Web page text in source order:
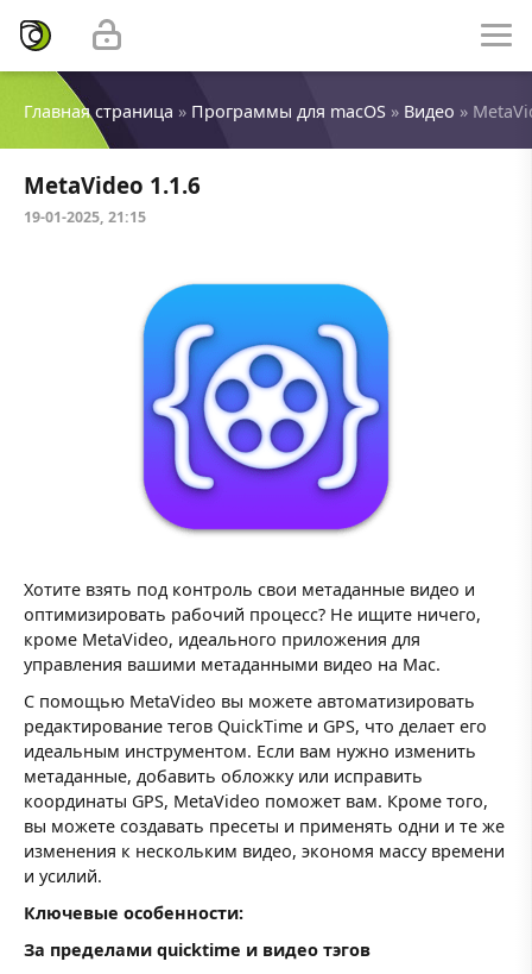
Главная страница » Программы для macOS » Видео »
MetaVideo 1.1.6
19-01-2025, 21:15
Хотите взять под контроль свои метаданные видео и
оптимизировать рабочий процесс? Не ищите ничего,
кроме MetaVideo, идеального приложения для
управления вашими метаданными видео на Mac.
С помощью MetaVideo вы можете автоматизировать
редактирование тегов QuickTime и GPS, что делает его
идеальным инструментом. Если вам нужно изменить
метаданные, добавить обложку или исправить
координаты GPS, MetaVideo поможет вам. Кроме того,
вы можете создавать пресеты и применять одни и те же
изменения к нескольким видео, экономя массу времени
и усилий.
Ключевые особенности:
За пределами quicktime и видео тэгов